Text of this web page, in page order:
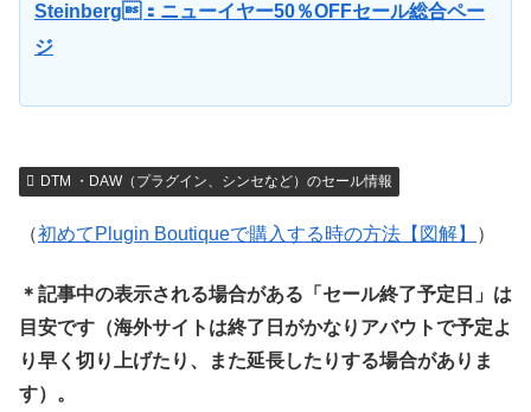
Steinberg：ニューイヤー50％OFFセール総合ペー
ジ
DTM ・DAW（プラグイン、シンセなど）のセール情報
（初めてPlugin Boutiqueで購入する時の方法【図解】 ）
＊記事中の表示される場合がある「セール終了予定日」は
目安です（海外サイトは終了日がかなりアバウトで予定よ
り早く切り上げたり、また延長したりする場合がありま
す）。